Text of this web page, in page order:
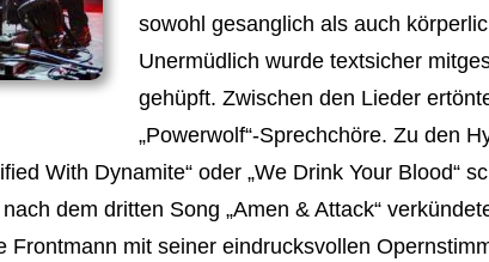
sowohl gesanglich als auch
Unermüdlich wurde textsicher
gehüpft. Zwischen den Lieder
„Powerwolf“-Sprechchöre. Zu den
With Dynamite“ oder „We Drink Your Blood“
dem dritten Song „Amen & Attack“
Frontmann mit seiner eindrucksvollen